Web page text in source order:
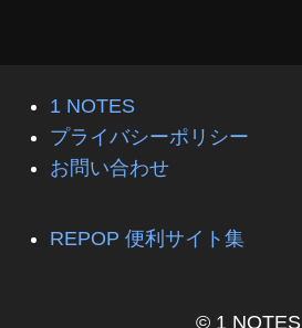
1 NOTES
プライバシーポリシー
お問い合わせ
REPOP 便利サイト集
© 1 NOTES